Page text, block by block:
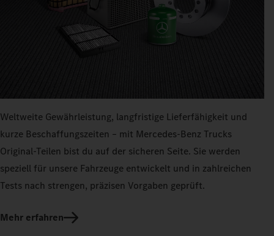
Weltweite Gewährleistung, langfristige Lieferfähigkeit und
kurze Beschaffungszeiten – mit Mercedes‑Benz Trucks
Original-Teilen bist du auf der sicheren Seite. Sie werden
speziell für unsere Fahrzeuge entwickelt und in zahlreichen
Tests nach strengen, präzisen Vorgaben geprüft.
Mehr erfahren